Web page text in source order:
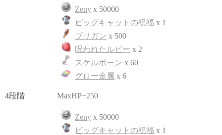
Zeny x 50000
ビッグキャットの祝福 x 1
ブリガン x 500
呪われたルビー x 2
スケルボーン x 60
グロー金属 x 6
4段階 MaxHP+250
Zeny x 50000
ビッグキャットの祝福 x 1